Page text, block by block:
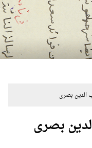
بصری
بصری